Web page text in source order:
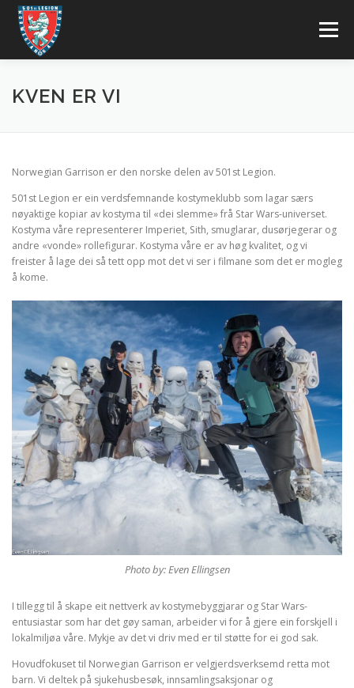
content
Menu
BLI MED KONTAKT OSS
Bokmål
English
KVEN ER VI
Norwegian Garrison er den norske delen av 501st Legion.
501st Legion er ein verdsfemnande kostymeklubb som lagar særs
nøyaktige kopiar av kostyma til «dei slemme» frå Star Wars-universet.
Kostyma våre representerer Imperiet, Sith, smuglarar, dusørjegerar og
andre «vonde» rollefigurar. Kostyma våre er av høg kvalitet, og vi
freister å lage dei så tett opp mot det vi ser i filmane som det er mogleg
å kome.
Photo by: Even Ellingsen
I tillegg til å skape eit nettverk av kostymebyggjarar og Star Wars-
entusiastar som har det gøy saman, arbeider vi for å gjere ein forskjell i
lokalmiljøa våre. Mykje av det vi driv med er til støtte for ei god sak.
Hovudfokuset til Norwegian Garrison er velgjerdsverksemd retta mot
barn. Vi deltek på sjukehusbesøk, innsamlingsaksjonar og